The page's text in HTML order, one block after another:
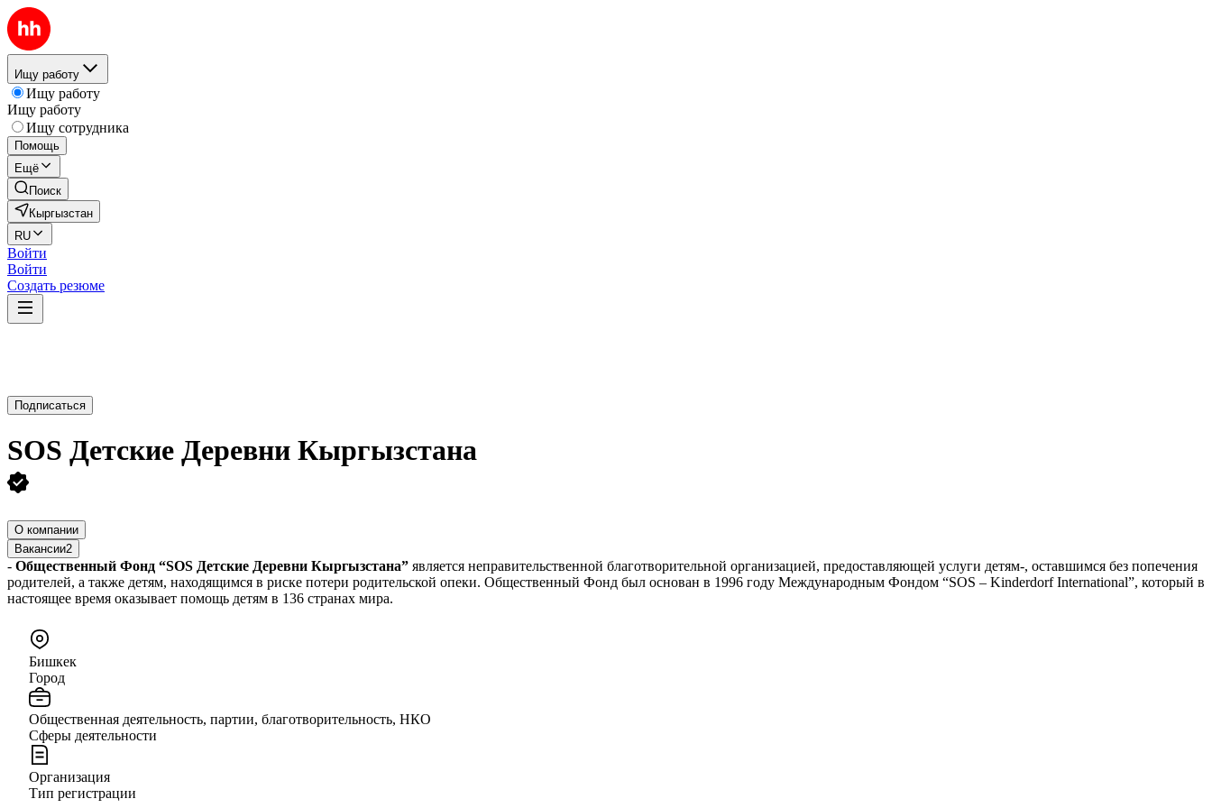
Ищу работу
Ищу работу
Ищу работу
Ищу сотрудника
Помощь
Ещё
Поиск
Кыргызстан
RU
Войти
Войти
Создать резюме
Подписаться
SOS Детские Деревни Кыргызстана
О компании
Вакансии2
- Общественный Фонд “SOS Детские Деревни Кыргызстана” является неправительственной благотворительной организацией, предоставляющей услуги детям-, оставшимся без попечения
родителей, а также детям, находящимся в риске потери родительской опеки. Общественный Фонд был основан в 1996 году Международным Фондом “SOS – Kinderdorf International”, который в
настоящее время оказывает помощь детям в 136 странах мира.
Бишкек
Город
Общественная деятельность, партии, благотворительность, НКО
Сферы деятельности
Организация
Тип регистрации